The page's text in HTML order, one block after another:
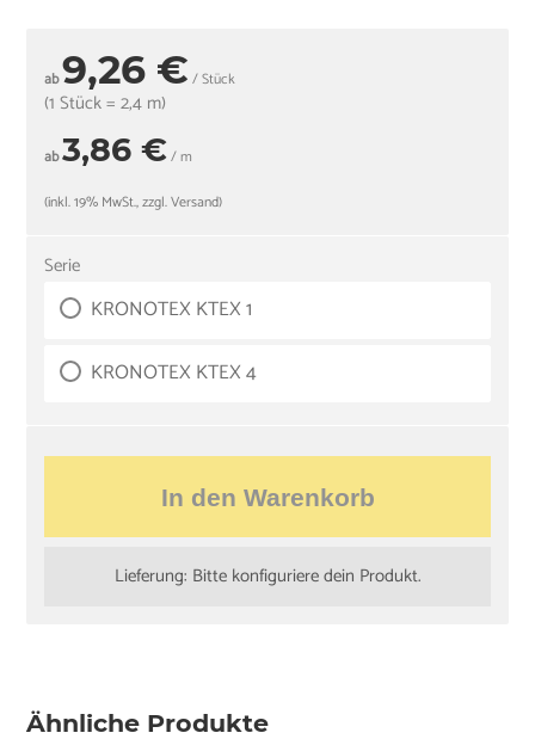
ab9,26 € / Stück
(1 Stück = 2,4 m)
ab3,86 €/ m
(inkl. 19% MwSt., zzgl. Versand)
Serie
KRONOTEX KTEX 1
KRONOTEX KTEX 4
In den Warenkorb
Lieferung: Bitte konfiguriere dein Produkt.
Ähnliche Produkte